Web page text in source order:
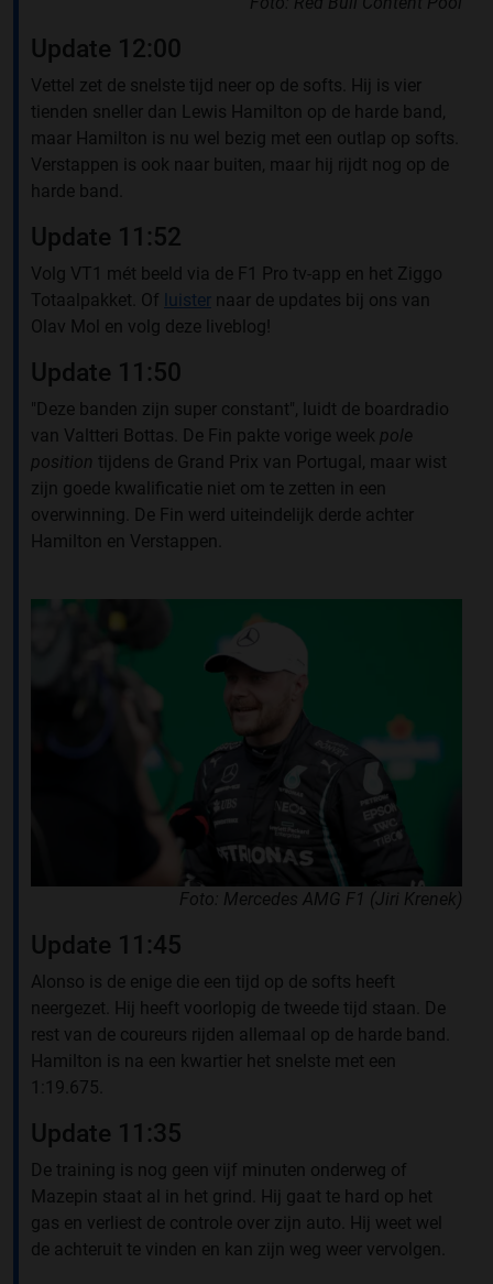
Update 12:00
Vettel zet de snelste tijd neer op de softs. Hij is vier
tienden sneller dan Lewis Hamilton op de harde band,
maar Hamilton is nu wel bezig met een outlap op softs.
Verstappen is ook naar buiten, maar hij rijdt nog op de
harde band.
Update 11:52
Volg VT1 mét beeld via de F1 Pro tv-app en het Ziggo
Totaalpakket. Of luister naar de updates bij ons van
Olav Mol en volg deze liveblog!
Update 11:50
"Deze banden zijn super constant", luidt de boardradio
van Valtteri Bottas. De Fin pakte vorige week pole
position tijdens de Grand Prix van Portugal, maar wist
zijn goede kwalificatie niet om te zetten in een
overwinning. De Fin werd uiteindelijk derde achter
Hamilton en Verstappen.
Foto: Mercedes AMG F1 (Jiri Krenek)
Update 11:45
Alonso is de enige die een tijd op de softs heeft
neergezet. Hij heeft voorlopig de tweede tijd staan. De
rest van de coureurs rijden allemaal op de harde band.
Hamilton is na een kwartier het snelste met een
1:19.675.
Update 11:35
De training is nog geen vijf minuten onderweg of
Mazepin staat al in het grind. Hij gaat te hard op het
gas en verliest de controle over zijn auto. Hij weet wel
de achteruit te vinden en kan zijn weg weer vervolgen.